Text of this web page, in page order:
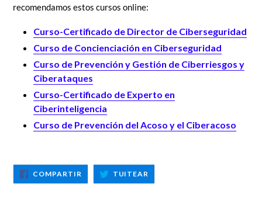
recomendamos estos cursos online:
Curso-Certificado de Director de Ciberseguridad
Curso de Concienciación en Ciberseguridad
Curso de Prevención y Gestión de Ciberriesgos y
Ciberataques
Curso-Certificado de Experto en
Ciberinteligencia
Curso de Prevención del Acoso y el Ciberacoso
COMPARTIR COMPARTIR
EN
FACEBOOK
TUITEAR
TWITTER